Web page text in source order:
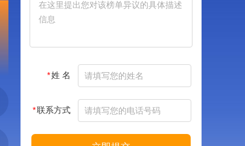
*姓 名
*联系方式